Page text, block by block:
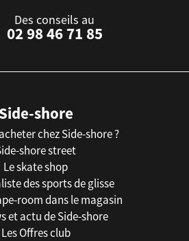
Des conseils au
02 98 46 71 85
Side-shore
chez Side-shore ?
shore street
Le skate shop
des sports de glisse
room dans le magasin
et actu de Side-shore
Les Offres club